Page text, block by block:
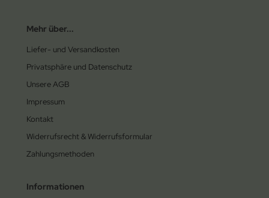
Mehr über...
Liefer- und Versandkosten
Privatsphäre und Datenschutz
Unsere AGB
Impressum
Kontakt
Widerrufsrecht & Widerrufsformular
Zahlungsmethoden
Informationen